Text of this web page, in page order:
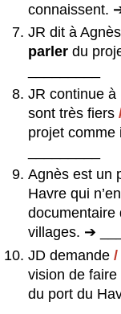
connaissent.
JR dit à
parler du
JR continue à
sont très fiers
projet comme
Agnès est un
Havre qui
documentaire
villages. ➔
JD demande/
vision de
du port du